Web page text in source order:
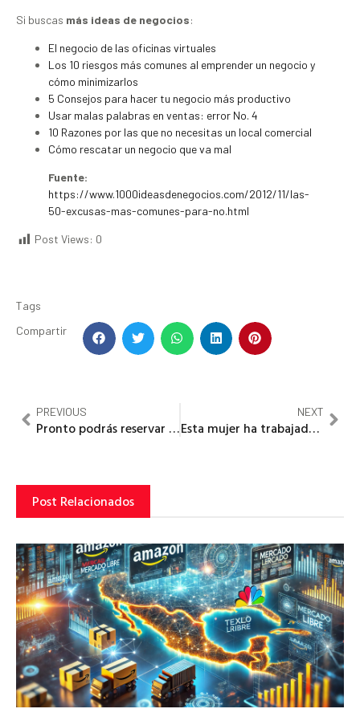
Si buscas más ideas de negocios:
El negocio de las oficinas virtuales
Los 10 riesgos más comunes al emprender un negocio y
cómo minimizarlos
5 Consejos para hacer tu negocio más productivo
Usar malas palabras en ventas: error No. 4
10 Razones por las que no necesitas un local comercial
Cómo rescatar un negocio que va mal
Fuente:
https://www.1000ideasdenegocios.com/2012/11/las-
50-excusas-mas-comunes-para-no.html
Post Views: 0
Tags
Compartir
PREVIOUS
Pronto podrás reservar anuncios en YouTube con 4 meses de antelación
NEXT
Esta mujer ha trabajado en Ebay y HP y estas son las lecciones de negocios que ha aprendido de sus fracasos: Meg Whitman
Post Relacionados